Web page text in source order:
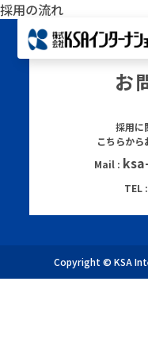
採用の流れ
お
採用に
こちらから
Mail :
TEL :
Copyright © KSA